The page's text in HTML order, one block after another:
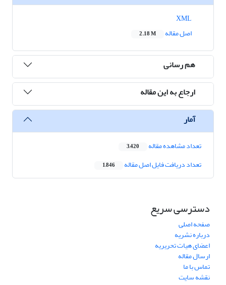
اصل مقاله
2.18 M
هم رسانی
ارجاع به این مقاله
آمار
تعداد مشاهده مقاله 3,420
تعداد دریافت فایل اصل مقاله 1,846
دسترسی سریع
صفحه اصلی
درباره نشریه
اعضای هیات تحریریه
ارسال مقاله
تماس با ما
نقشه سایت